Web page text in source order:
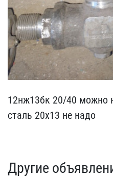
12нж13бк 20/40 можно
сталь 20​х13 не надо
Другие